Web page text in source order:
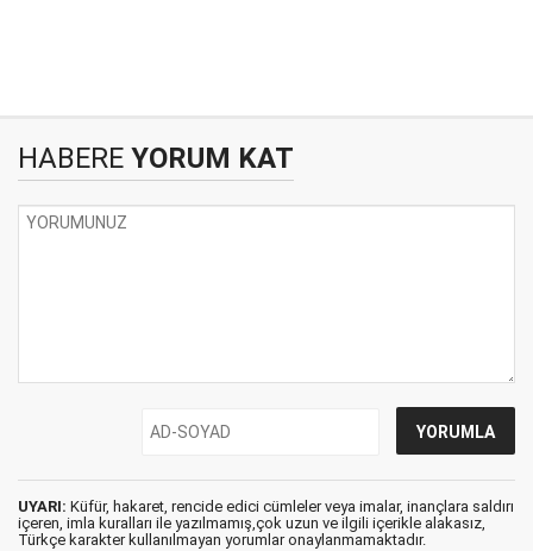
HABERE YORUM KAT
UYARI: Küfür, hakaret, rencide edici cümleler veya imalar, inançlara saldırı
içeren, imla kuralları ile yazılmamış,çok uzun ve ilgili içerikle alakasız,
Türkçe karakter kullanılmayan yorumlar onaylanmamaktadır.